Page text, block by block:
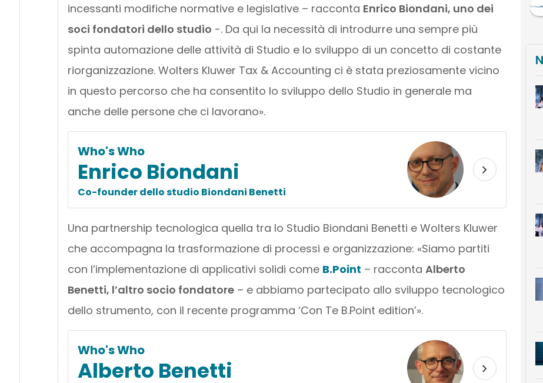
incessanti modifiche normative e legislative – racconta Enrico Biondani, uno dei
soci fondatori dello studio -. Da qui la necessità di introdurre una sempre più
spinta automazione delle attività di Studio e lo sviluppo di un concetto di costante
riorganizzazione. Wolters Kluwer Tax & Accounting ci è stata preziosamente vicino
in questo percorso che ha consentito lo sviluppo dello Studio in generale ma
anche delle persone che ci lavorano».
Who's Who
Enrico Biondani
Co-founder dello studio Biondani Benetti
Una partnership tecnologica quella tra lo Studio Biondani Benetti e Wolters Kluwer
che accompagna la trasformazione di processi e organizzazione: «Siamo partiti
con l’implementazione di applicativi solidi come B.Point – racconta Alberto
Benetti, l’altro socio fondatore– e abbiamo partecipato allo sviluppo tecnologico
dello strumento, con il recente programma ‘Con Te B.Point edition’».
Who's Who
Alberto Benetti